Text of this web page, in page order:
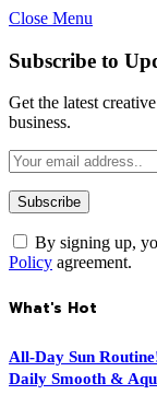
Close Menu
Subscribe to
Get the latest
business.
By signing up,
Policy agreement.
What's Hot
All-Day Sun
Daily Smooth &